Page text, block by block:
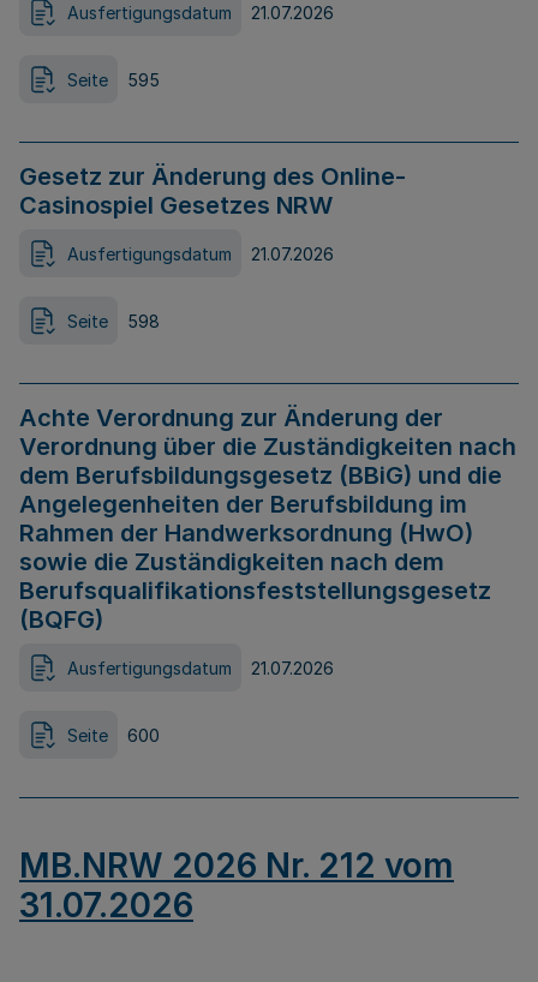
Ausfertigungsdatum 21.07.2026
Seite 595
Gesetz zur Änderung des Online-
Casinospiel Gesetzes NRW
Ausfertigungsdatum 21.07.2026
Seite 598
Achte Verordnung zur Änderung der
Verordnung über die Zuständigkeiten nach
dem Berufsbildungsgesetz (BBiG) und die
Angelegenheiten der Berufsbildung im
Rahmen der Handwerksordnung (HwO)
sowie die Zuständigkeiten nach dem
Berufsqualifikationsfeststellungsgesetz
(BQFG)
Ausfertigungsdatum 21.07.2026
Seite 600
MB.NRW 2026 Nr. 212 vom
31.07.2026